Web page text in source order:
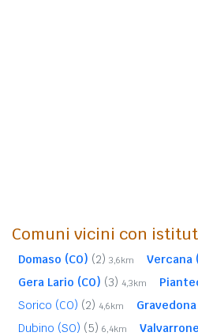
Comuni vicini con
Domaso (CO) (2) 3,6km Vercana
Gera Lario (CO) (3) 4,3km
Sorico (CO) (2) 4,6km
Dubino (SO) (5) 6,4km Valvarrone